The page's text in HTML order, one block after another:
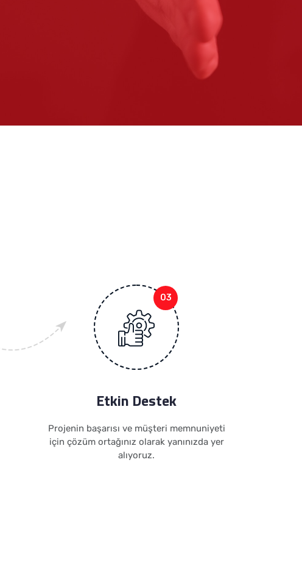
Etkin Destek
Projenin başarısı ve müşteri memnuniyeti
için çözüm ortağınız olarak yanınızda yer
alıyoruz.